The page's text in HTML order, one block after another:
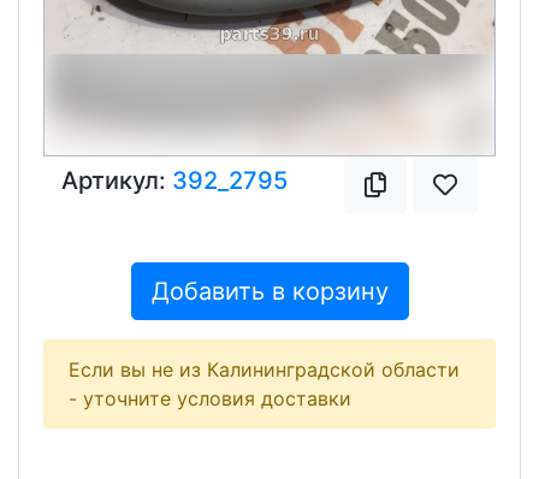
Артикул: 392_2795
Добавить в корзину
Если вы не из Калининградской области
- уточните условия доставки